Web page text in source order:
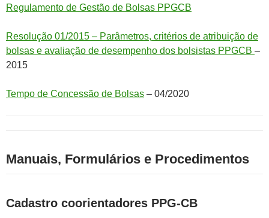
Regulamento de Gestão de Bolsas PPGCB
Resolução 01/2015 – Parâmetros, critérios de atribuição de
bolsas e avaliação de desempenho dos bolsistas PPGCB –
2015
Tempo de Concessão de Bolsas – 04/2020
Manuais, Formulários e Procedimentos
Cadastro coorientadores PPG-CB